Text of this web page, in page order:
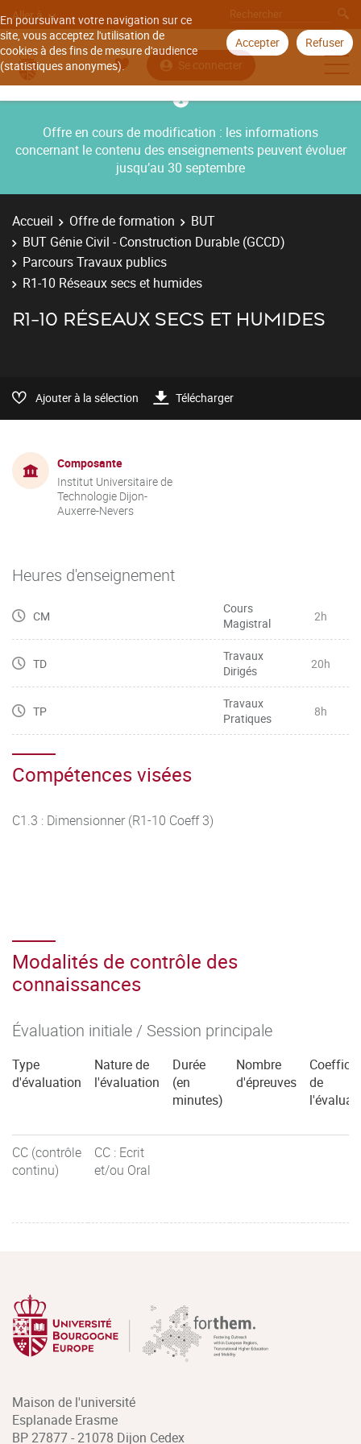
En poursuivant votre navigation sur ce
site, vous acceptez l'utilisation de
cookies à des fins de mesure d'audience
(statistiques anonymes).
Accepter Refuser
Aller à
Se connecter
Offre en cours de modification : les informations
concernant le contenu des enseignements peuvent évoluer
jusqu’au 30 septembre
Accueil Offre de formation
BUT
BUT Génie Civil - Construction Durable (GCCD)
Parcours Travaux publics
R1-10 Réseaux secs et humides
R1-10 RÉSEAUX SECS ET HUMIDES
Ajouter à la sélection Télécharger
Composante
Institut Universitaire de
Technologie Dijon-
Auxerre-Nevers
Heures d'enseignement
CM
Cours
Magistral
2h
TD
Travaux
Dirigés
20h
TP
Travaux
Pratiques
8h
Compétences visées
C1.3 : Dimensionner (R1-10 Coeff 3)
Modalités de contrôle des
connaissances
Évaluation initiale / Session principale
Type
d'évaluation
Nature de
l'évaluation
Durée
(en
minutes)
Nombre
d'épreuves
de
CC (contrôle
continu)
CC : Ecrit
et/ou Oral
Maison de l'université
Esplanade Erasme
BP 27877 - 21078 Dijon Cedex